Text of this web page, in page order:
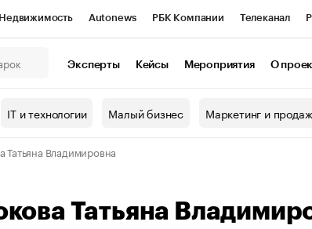
Недвижимость Autonews РБК Компании Телеканал
контрагентов
Эксперты Кейсы Мероприятия О
IT и технологии Малый бизнес Маркетинг и
Владимировна
Татьяна